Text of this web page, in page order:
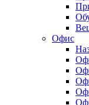
Офис